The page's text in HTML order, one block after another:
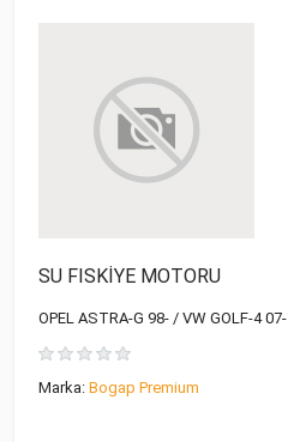
SU FISKİYE MOTORU
OPEL ASTRA-G 98- / VW GOLF-4 07-
Marka: Bogap Premium